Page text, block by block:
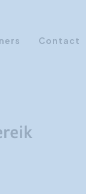
Contact